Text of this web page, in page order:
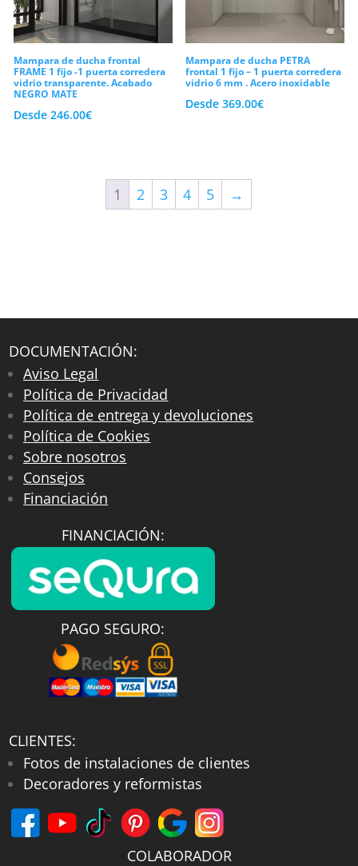
Mampara de ducha frontal
FRAME 1 fijo -1 puerta corredera
vidrio transparente. Acabado
NEGRO MATE
Desde 246.00€
Mampara de ducha PETRA
frontal 1 fijo – 1 puerta corredera
vidrio 6 mm . Acero inoxidable
Desde369.00€
1 2 3 4 5 →
DOCUMENTACIÓN:
Aviso Legal
Política de Privacidad
Política de entrega y devoluciones
Política de Cookies
Sobre nosotros
Consejos
Financiación
FINANCIACIÓN:
PAGO SEGURO:
CLIENTES:
Fotos de instalaciones de clientes
Decoradores y reformistas
COLABORADOR